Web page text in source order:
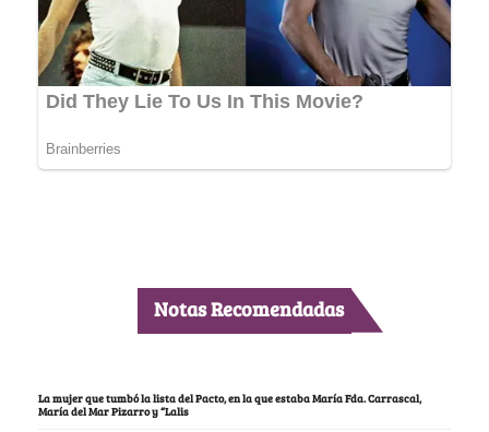
Notas Recomendadas
La mujer que tumbó la lista del Pacto, en la que estaba María Fda. Carrascal,
María del Mar Pizarro y “Lalis